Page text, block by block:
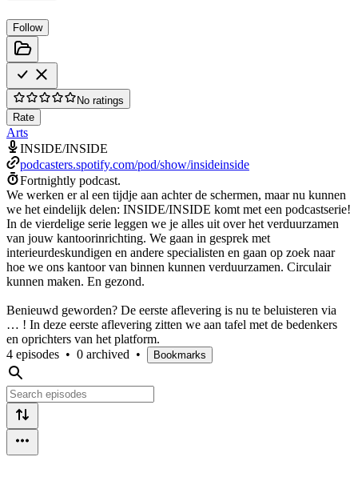
Follow
No ratings
Rate
Arts
INSIDE/INSIDE
podcasters.spotify.com/pod/show/insideinside
Fortnightly podcast.
We werken er al een tijdje aan achter de schermen, maar nu kunnen
we het eindelijk delen: INSIDE/INSIDE komt met een podcastserie!
In de vierdelige serie leggen we je alles uit over het verduurzamen
van jouw kantoorinrichting. We gaan in gesprek met
interieurdeskundigen en andere specialisten en gaan op zoek naar
hoe we ons kantoor van binnen kunnen verduurzamen. Circulair
kunnen maken. En gezond.
Benieuwd geworden? De eerste aflevering is nu te beluisteren via
… ! In deze eerste aflevering zitten we aan tafel met de bedenkers
en oprichters van het platform.
4 episodes • 0 archived • Bookmarks